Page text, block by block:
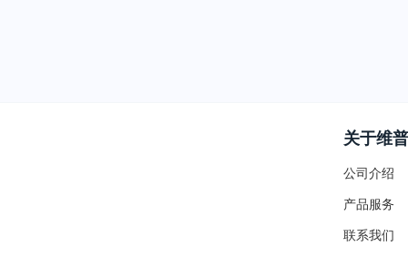
关于维普
公司介绍
产品服务
联系我们